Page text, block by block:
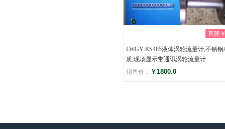
直降
LWGY-RS485液体涡轮流量计,不锈钢
质,现场显示带通讯涡轮流量计
销售价： ￥1800.0